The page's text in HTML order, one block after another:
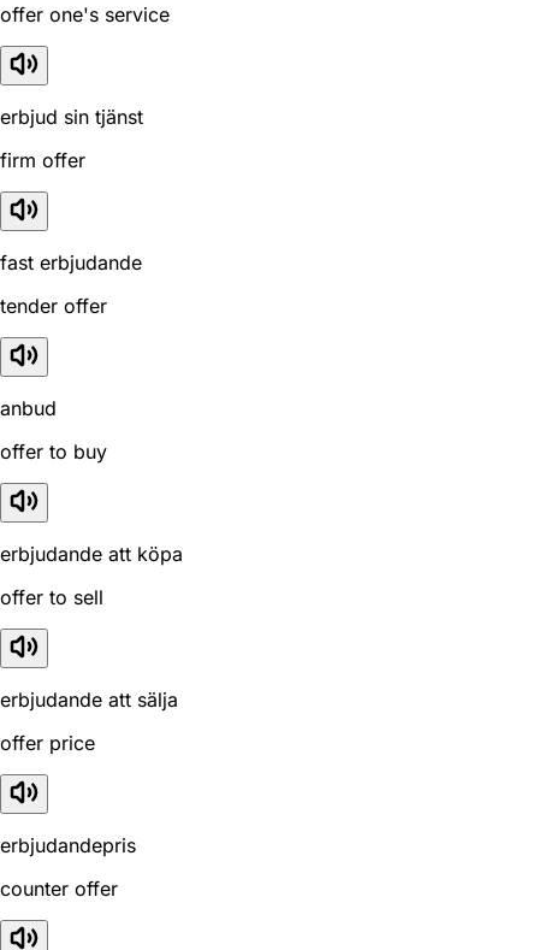
offer one's service
erbjud sin tjänst
firm offer
fast erbjudande
tender offer
anbud
offer to buy
erbjudande att köpa
offer to sell
erbjudande att sälja
offer price
erbjudandepris
counter offer